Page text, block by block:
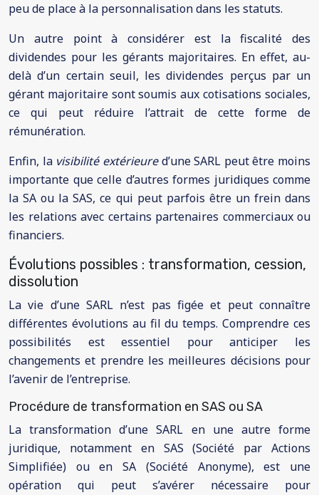
peu de place à la personnalisation dans les statuts.
Un autre point à considérer est la fiscalité des
dividendes pour les gérants majoritaires. En effet, au-
delà d’un certain seuil, les dividendes perçus par un
gérant majoritaire sont soumis aux cotisations sociales,
ce qui peut réduire l’attrait de cette forme de
rémunération.
Enfin, la visibilité extérieured’une SARL peut être moins
importante que celle d’autres formes juridiques comme
la SA ou la SAS, ce qui peut parfois être un frein dans
les relations avec certains partenaires commerciaux ou
financiers.
Évolutions possibles : transformation, cession,
dissolution
La vie d’une SARL n’est pas figée et peut connaître
différentes évolutions au fil du temps. Comprendre ces
possibilités est essentiel pour anticiper les
changements et prendre les meilleures décisions pour
l’avenir de l’entreprise.
Procédure de transformation en SAS ou SA
La transformation d’une SARL en une autre forme
juridique, notamment en SAS (Société par Actions
Simplifiée) ou en SA (Société Anonyme), est une
opération qui peut s’avérer nécessaire pour